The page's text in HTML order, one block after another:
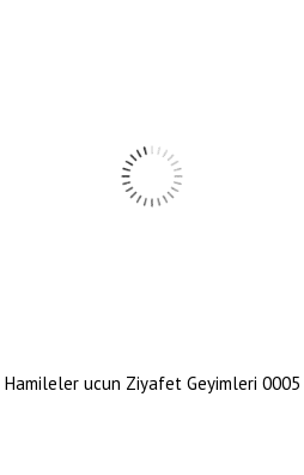
Hamileler ucun Ziyafet Geyimleri 0005